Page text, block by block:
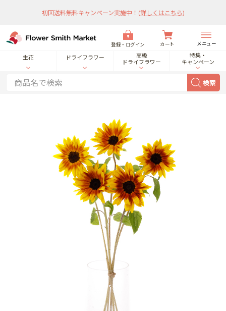
初回送料無料キャンペーン実施中！ (詳しくはこちら)
登録・ログイン カート メニュー
生花 ドライフラワー
高級
ドライフラワー
特集・
キャンペーン
検索